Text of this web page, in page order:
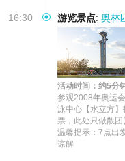
16:30 游览景点: 奥林
活动时间：约5分
参观2008年奥运
泳中心【水立方
票，此处只做散团
温馨提示：7点出
谅解